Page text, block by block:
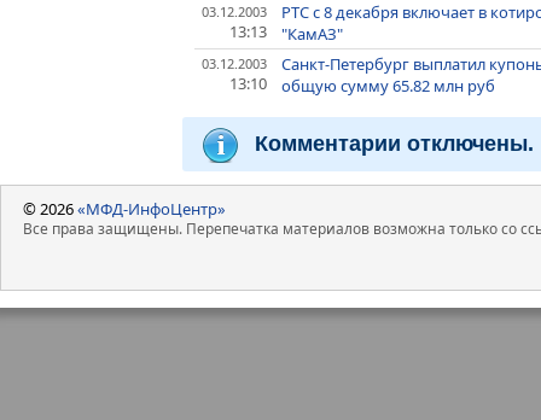
03.12.2003
13:13
РТС с 8 декабря включает в
"КамАЗ"
03.12.2003
13:10
Санкт-Петербург выплатил
общую сумму 65.82 млн руб
Комментарии отключены.
© 2026«МФД-ИнфоЦентр»
Все права защищены. Перепечатка материалов возможна только со